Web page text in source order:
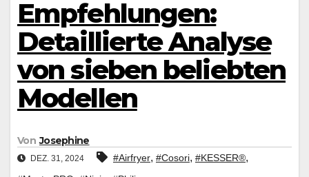
Empfehlungen:
Detaillierte Analyse
von sieben beliebten
Modellen
Von Josephine
DEZ. 31, 2024 #Airfryer, #Cosori, #KESSER®,